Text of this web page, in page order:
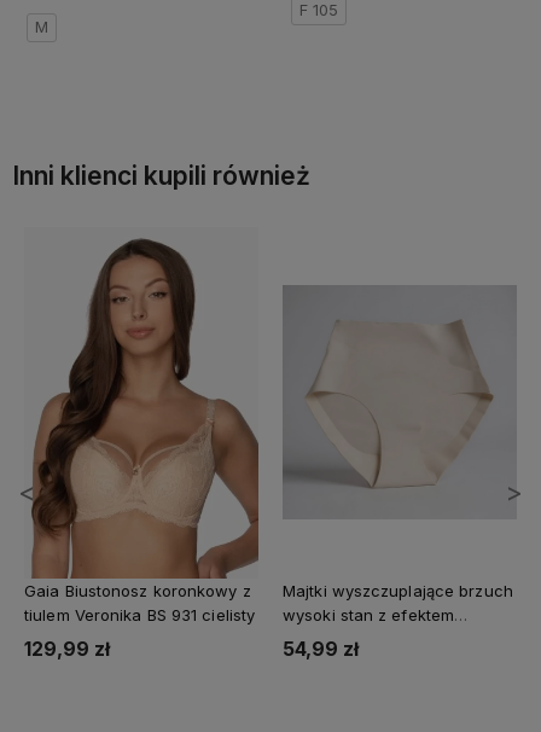
M
F 105
Inni klienci kupili również
<
Gaia Biustonosz koronkowy z
tiulem Veronika BS 931 cielisty
129,99 zł
Majtki wyszczuplające brzuch
wysoki stan z efektem
uwydatnienia pośladków
GRACE No.4 beżowy
54,99 zł
>